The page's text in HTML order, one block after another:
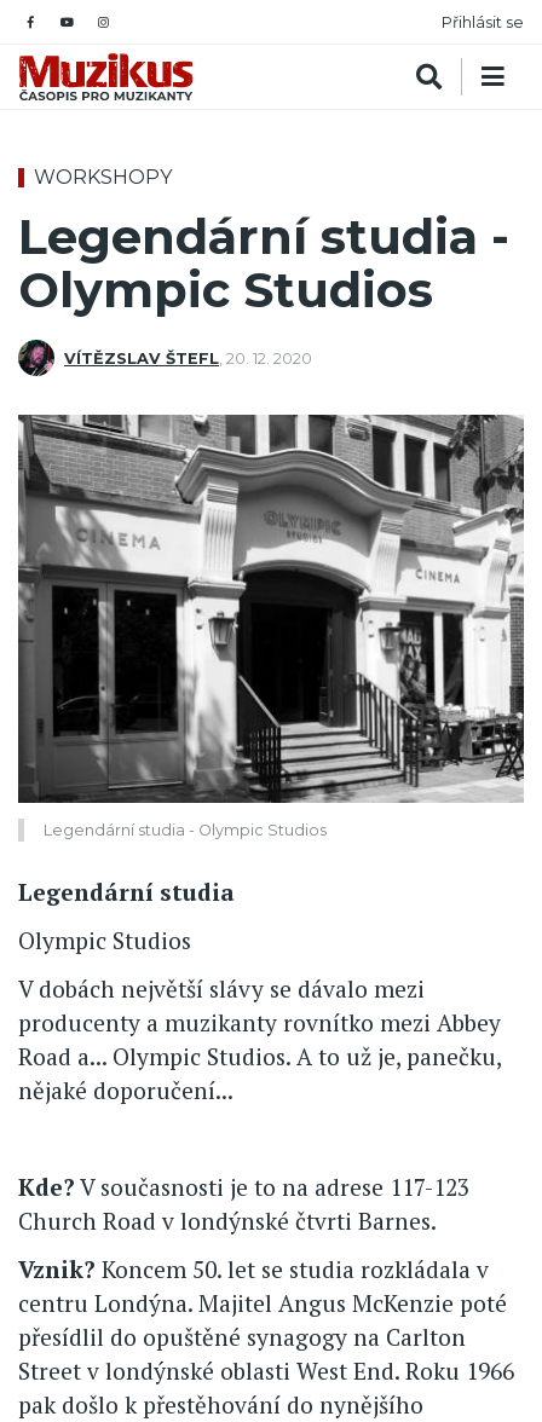
Přihlásit se
WORKSHOPY
Legendární studia -
Olympic Studios
VÍTĚZSLAV ŠTEFL 20. 12. 2020
Legendární studia - Olympic Studios
Legendární studia
Olympic Studios
V dobách největší slávy se dávalo mezi
producenty a muzikanty rovnítko mezi Abbey
Road a... Olympic Studios. A to už je, panečku,
nějaké doporučení...
Kde? V současnosti je to na adrese 117-123
Church Road v londýnské čtvrti Barnes.
Vznik? Koncem 50. let se studia rozkládala v
centru Londýna. Majitel Angus McKenzie poté
přesídlil do opuštěné synagogy na Carlton
Street v londýnské oblasti West End. Roku 1966
pak došlo k přestěhování do nynějšího